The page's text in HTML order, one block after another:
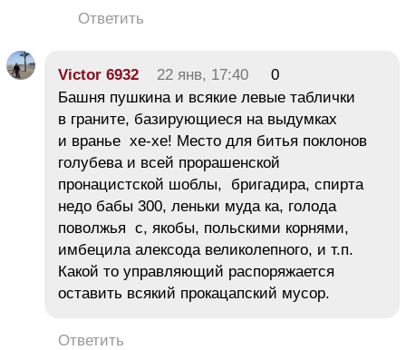
Ответить
Victor 6932 22 янв, 17:40
0
Башня пушкина и всякие левые таблички
в граните, базирующиеся на выдумках
и вранье хе-хе! Место для битья поклонов
голубева и всей прорашенской
пронацистской шоблы, бригадира, спирта
недо бабы 300, леньки муда ка, голода
поволжья с, якобы, польскими корнями,
имбецила алексода великолепного, и т.п.
Какой то управляющий распоряжается
оставить всякий прокацапский мусор.
Ответить